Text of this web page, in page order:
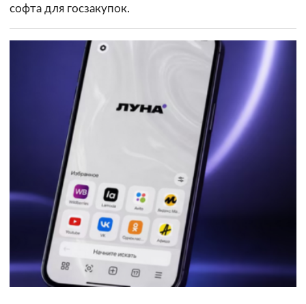
софта для госзакупок.